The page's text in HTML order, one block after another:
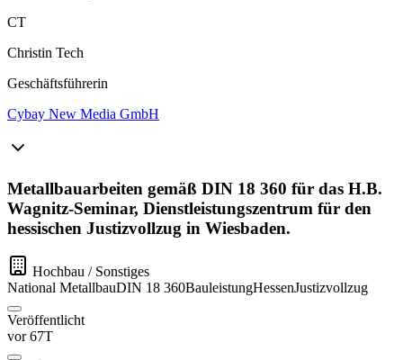
CT
Christin Tech
Geschäftsführerin
Cybay New Media GmbH
Metallbauarbeiten gemäß DIN 18 360 für das H.B.
Wagnitz-Seminar, Dienstleistungszentrum für den
hessischen Justizvollzug in Wiesbaden.
Hochbau / Sonstiges
National MetallbauDIN 18 360BauleistungHessenJustizvollzug
Veröffentlicht
vor 67T